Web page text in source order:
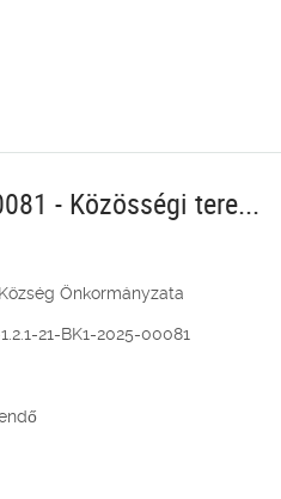
- Közösségi tere...
Önkormányzata
21-BK1-2025-00081